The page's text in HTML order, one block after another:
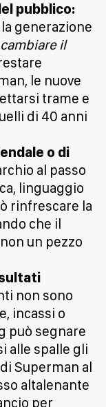
pubblico:
generazione
cambiare il
le nuove
trame e
di 40 anni
o di
al passo
linguaggio
rinfrescare la
che il
un pezzo
non sono
incassi o
può segnare
alle spalle gli
Superman al
altalenante
per